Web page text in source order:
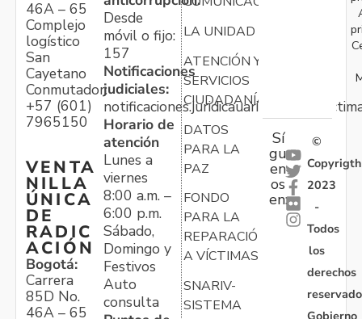
46A – 65
Complejo
logístico
San
Cayetano
Conmutador:
+57 (601)
7965150
VENTA
NILLA
ÚNICA
DE
RADIC
ACIÓN
Bogotá:
Carrera
85D No.
46A – 65
Desde
móvil o fijo:
157
Notificaciones
judiciales:
Horario de
atención
Lunes a
viernes
8:00 a.m. –
6:00 p.m.
Sábado,
Domingo y
Festivos
Auto
consulta
LA UNIDAD
ATENCIÓN Y
SERVICIOS
CIUDADANÍA
DATOS
PARA LA
PAZ
FONDO
PARA LA
REPARACIÓN
A VÍCTIMAS
SNARIV-
SISTEMA
Sí
gu
en
os
en:
©
Copyrigth
2023
-
Todos
los
derechos
Gobierno